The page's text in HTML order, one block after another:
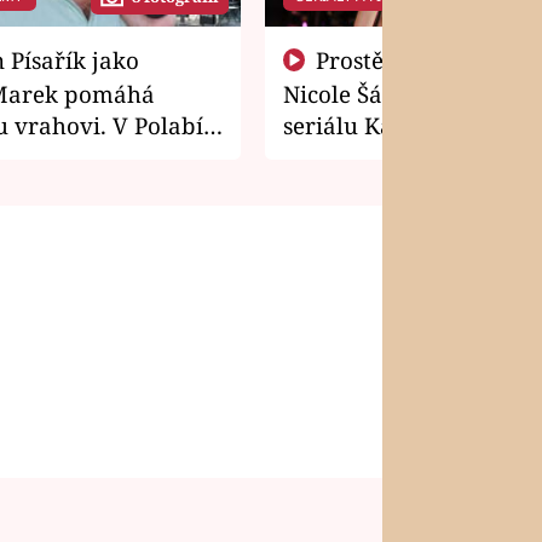
pomáhá
vrahovi. V Polabí
Nicole Šáchová získala
seriálu Kamarádi